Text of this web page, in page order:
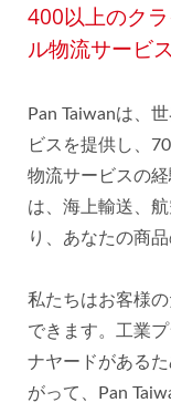
400以上のク
ル物流サービス
Pan Taiwanは、
ビスを提供し、
物流サービスの
は、海上輸送、
り、あなたの商
私たちはお客様
できます。工業
ナヤードがある
がって、Pan